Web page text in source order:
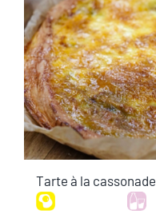
Tarte à la cassonade